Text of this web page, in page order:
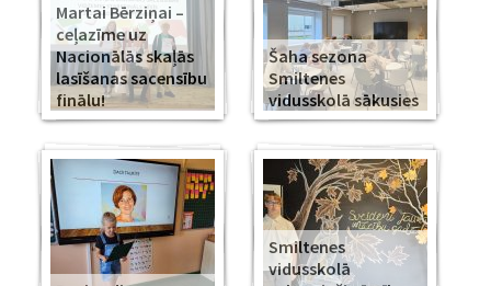
Martai Bērziņai –
ceļazīme uz
Nacionālās skaļās
lasīšanas sacensību
finālu!
Šaha sezona
Smiltenes
vidusskolā sākusies
Smiltenes
vidusskolā